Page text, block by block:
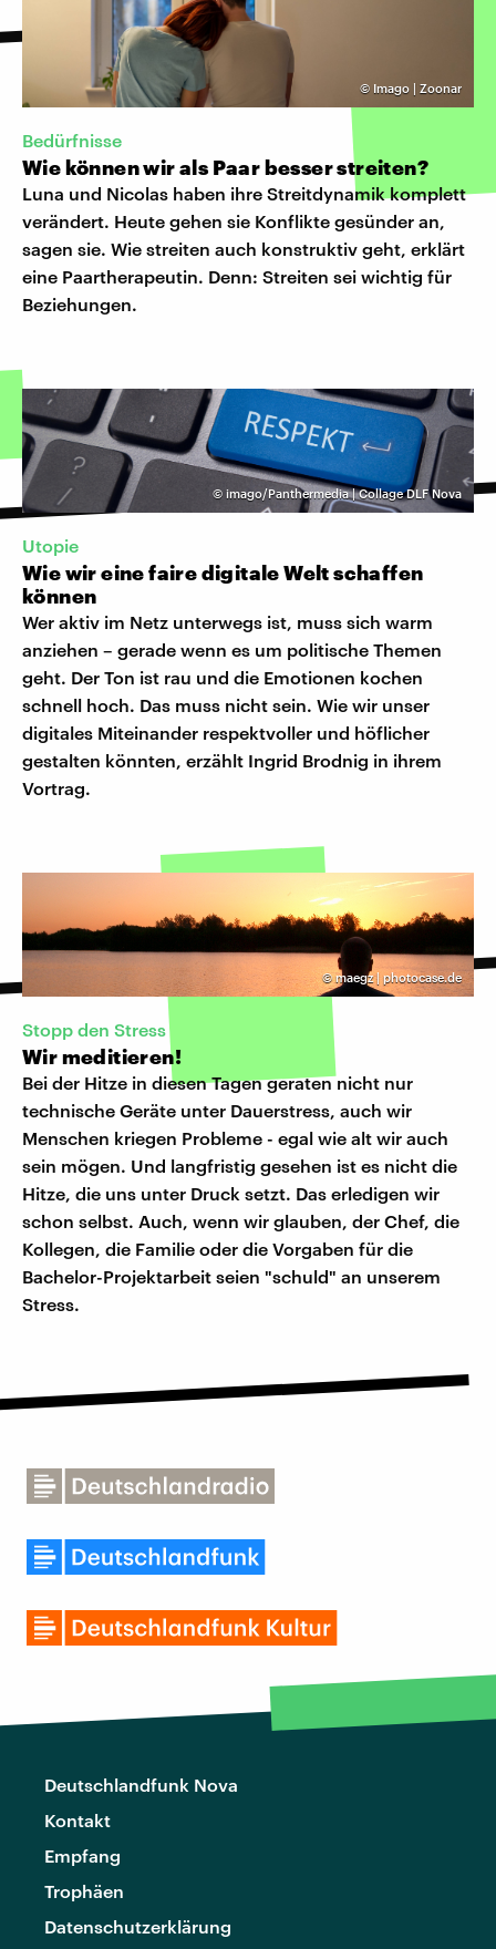
© Imago | Zoonar
Bedürfnisse
Wie können wir als Paar besser streiten?
Luna und Nicolas haben ihre Streitdynamik komplett
verändert. Heute gehen sie Konflikte gesünder an,
sagen sie. Wie streiten auch konstruktiv geht, erklärt
eine Paartherapeutin. Denn: Streiten sei wichtig für
Beziehungen.
© imago/Panthermedia | Collage DLF Nova
Utopie
Wie wir eine faire digitale Welt schaffen
können
Wer aktiv im Netz unterwegs ist, muss sich warm
anziehen – gerade wenn es um politische Themen
geht. Der Ton ist rau und die Emotionen kochen
schnell hoch. Das muss nicht sein. Wie wir unser
digitales Miteinander respektvoller und höflicher
gestalten könnten, erzählt Ingrid Brodnig in ihrem
Vortrag.
© maegz | photocase.de
Stopp den Stress
Wir meditieren!
Bei der Hitze in diesen Tagen geraten nicht nur
technische Geräte unter Dauerstress, auch wir
Menschen kriegen Probleme - egal wie alt wir auch
sein mögen. Und langfristig gesehen ist es nicht die
Hitze, die uns unter Druck setzt. Das erledigen wir
schon selbst. Auch, wenn wir glauben, der Chef, die
Kollegen, die Familie oder die Vorgaben für die
Bachelor-Projektarbeit seien "schuld" an unserem
Stress.
Deutschlandfunk Nova
Kontakt
Empfang
Trophäen
Datenschutzerklärung